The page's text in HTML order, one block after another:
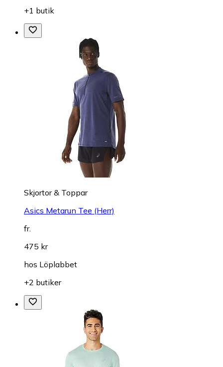
+1 butik
Skjortor & Toppar
Asics Metarun Tee (Herr)
fr.
475 kr
hos Löplabbet
+2 butiker